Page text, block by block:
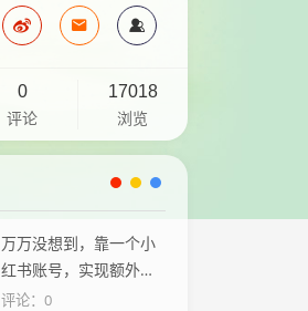
0
评论
17018
浏览
万万没想到，靠一个小
红书账号，实现额外增
收
评论：0